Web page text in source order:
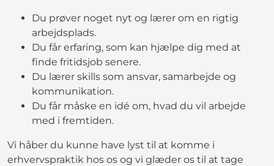
Du prøver noget nyt og lærer om en rigtig
arbejdsplads.
Du får erfaring, som kan hjælpe dig med at
finde fritidsjob senere.
Du lærer skills som ansvar, samarbejde og
kommunikation.
Du får måske en idé om, hvad du vil arbejde
med i fremtiden.
Vi håber du kunne have lyst til at komme i
erhvervspraktik hos os og vi glæder os til at tage